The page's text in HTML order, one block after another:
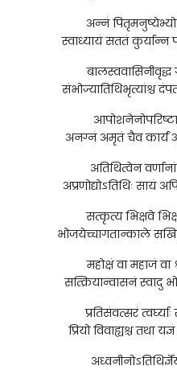
अन्नं
स्वाध्यायं सततं कुर्यान्न
बालस्ववासिनीवृद्ध
संभोज्यातिथिभृत्यांश्च
अनग्नं अमृतं चैव कार्यं
अतिथित्वेन
अप्रणोद्योऽतिथिः सायं
सत्कृत्य भिक्षवे
भोजयेच्चागतान्काले
महोक्षं वा महाजं वा
सत्क्रियान्वासनं स्वादु
प्रतिसंवत्सरं त्वर्घ्याः
प्रियो विवाह्यश्च तथा यज्ञं